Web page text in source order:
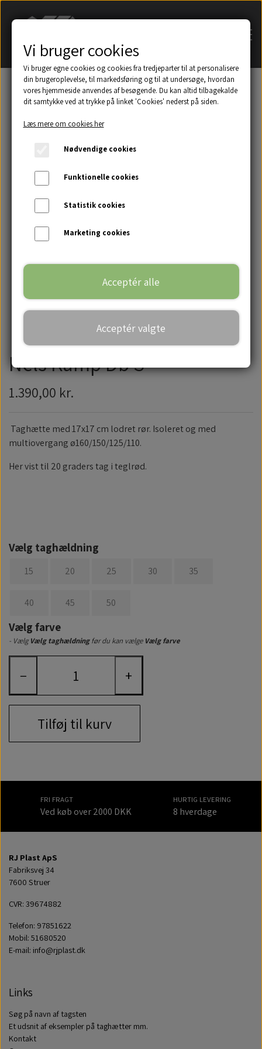
Søg på navn af tagsten
Et udsnit af eksempler på taghætter mm.
Galleri
Handelsbetingelser
Nels Kamp Db S
1.390,00 kr.
Taghætte med 17x17 cm lodret rør. Isoleret og med
multiovergang ø160/150/125/110.
Her vist til 20 graders tag i teglrød.
Vælg taghældning
15 20 25 30 35
40 45 50
Vælg farve
- VælgVælg taghældningfør du kan vælge Vælg farve
− +
Tilføj til kurv
FRI FRAGT
Ved køb over 2000 DKK
HURTIG LEVERING
8 hverdage
RJ Plast ApS
Fabriksvej 34
7600 Struer
CVR: 39674882
Telefon: 97851622
Mobil: 51680520
E-mail: info@rjplast.dk
Links
Søg på navn af tagsten
Et udsnit af eksempler på taghætter mm.
Kontakt
Vi bruger cookies
Vi bruger egne cookies og cookies fra tredjeparter til at personalisere
din brugeroplevelse, til markedsføring og til at undersøge, hvordan
vores hjemmeside anvendes af besøgende. Du kan altid tilbagekalde
dit samtykke ved at trykke på linket 'Cookies' nederst på siden.
Læs mere om cookies her
Nødvendige cookies
Funktionelle cookies
Statistik cookies
Marketing cookies
Acceptér alle
Acceptér valgte